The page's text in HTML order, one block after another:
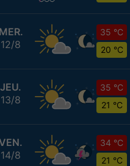
MER.
12/8
35 °C
20 °C
JEU.
13/8
35 °C
21 °C
14/8
34 °C
21 °C